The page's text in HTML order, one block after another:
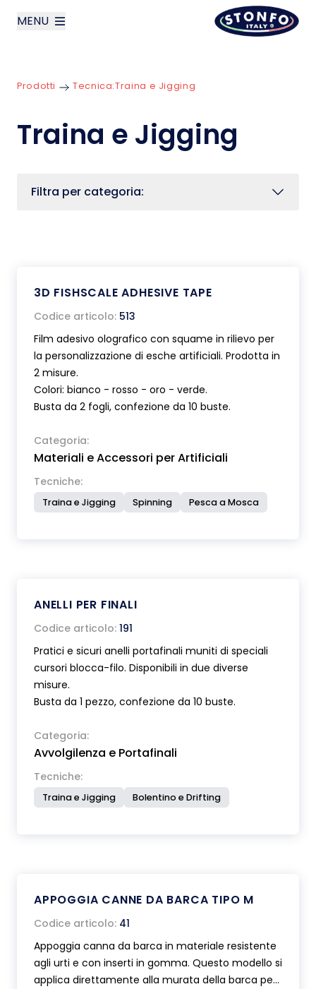
MENU
Prodotti
Prodotti Tecnica:Traina e Jigging
Traina e Jigging
Filtra per categoria:
3D FISHSCALE ADHESIVE TAPE
Codice articolo: 513
Film adesivo olografico con squame in rilievo per
la personalizzazione di esche artificiali. Prodotta in
2 misure.
Colori: bianco - rosso - oro - verde.
Busta da 2 fogli, confezione da 10 buste.
Categoria:
Materiali e Accessori per Artificiali
Tecniche:
Traina e Jigging Spinning Pesca a Mosca
ANELLI PER FINALI
Codice articolo: 191
Pratici e sicuri anelli portafinali muniti di speciali
cursori blocca-filo. Disponibili in due diverse
misure.
Busta da 1 pezzo, confezione da 10 buste.
Categoria:
Avvolgilenza e Portafinali
Tecniche:
Traina e Jigging Bolentino e Drifting
APPOGGIA CANNE DA BARCA TIPO M
Codice articolo: 41
Appoggia canna da barca in materiale resistente
agli urti e con inserti in gomma. Questo modello si
applica direttamente alla murata della barca per